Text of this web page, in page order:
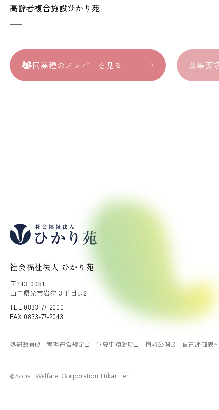
高齢者複合施設ひかり苑
同業種のメンバーを見る 募集要
社会福祉法人 ひかり苑
〒743-0051
山口県光市岩狩３丁目1-2
TEL 0833-77-2000
FAX 0833-77-2043
処遇改善 管理運営規定 重要事項説明 情報公開 自己評価表
©Social Welfare Corporation Hikari-en.